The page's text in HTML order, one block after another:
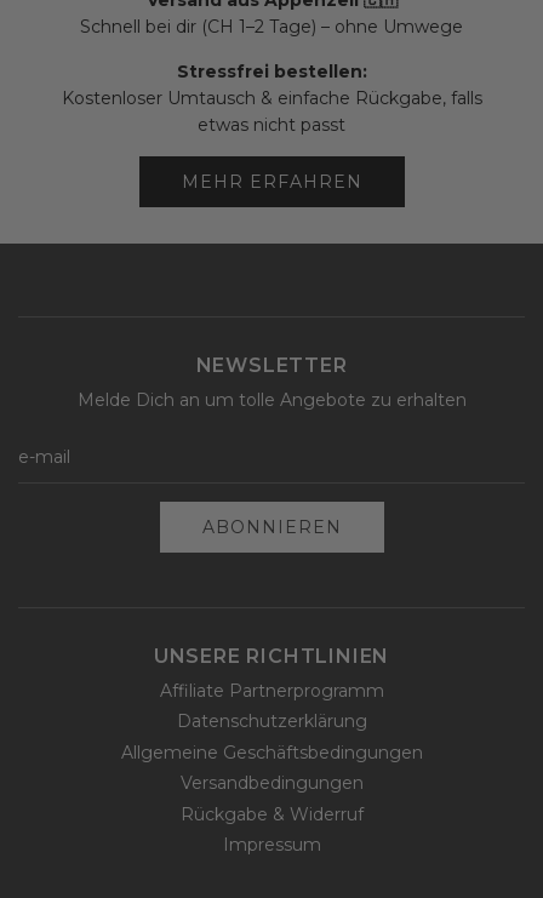
Schnell bei dir (CH 1–2 Tage) – ohne Umwege
Stressfrei bestellen:
Kostenloser Umtausch & einfache Rückgabe, falls
etwas nicht passt
MEHR ERFAHREN
NEWSLETTER
Melde Dich an um tolle Angebote zu erhalten
ABONNIEREN
UNSERE RICHTLINIEN
Affiliate Partnerprogramm
Datenschutzerklärung
Allgemeine Geschäftsbedingungen
Versandbedingungen
Rückgabe & Widerruf
Impressum